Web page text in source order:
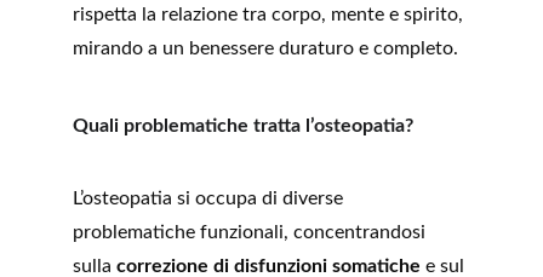
rispetta la relazione tra corpo, mente e spirito,
mirando a un benessere duraturo e completo.
Quali problematiche tratta l’osteopatia?
L’osteopatia si occupa di diverse
problematiche funzionali, concentrandosi
sulla correzione di disfunzioni somatiche e sul